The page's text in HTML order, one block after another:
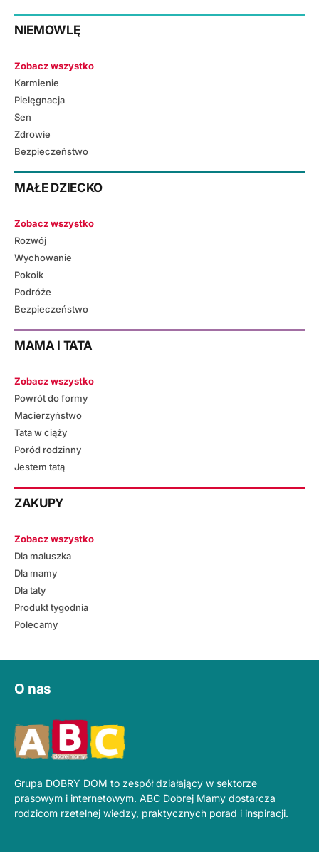
NIEMOWLĘ
Zobacz wszystko
Karmienie
Pielęgnacja
Sen
Zdrowie
Bezpieczeństwo
MAŁE DZIECKO
Zobacz wszystko
Rozwój
Wychowanie
Pokoik
Podróże
Bezpieczeństwo
MAMA I TATA
Zobacz wszystko
Powrót do formy
Macierzyństwo
Tata w ciąży
Poród rodzinny
Jestem tatą
ZAKUPY
Zobacz wszystko
Dla maluszka
Dla mamy
Dla taty
Produkt tygodnia
Polecamy
O nas
Grupa DOBRY DOM to zespół działający w sektorze
prasowym i internetowym. ABC Dobrej Mamy dostarcza
rodzicom rzetelnej wiedzy, praktycznych porad i inspiracji.